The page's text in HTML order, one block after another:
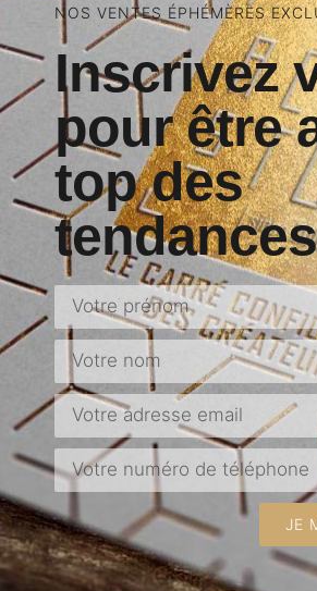
NOS VENTES ÉPHÉMÈRES
Inscrivez
pour être
top des
JE